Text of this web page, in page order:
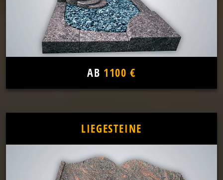
AB 1100 €
LIEGESTEINE